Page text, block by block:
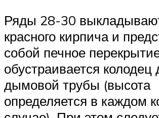
Ряды 28-30
красного кирпича и
собой печное
обустраивается колодец
дымовой трубы (высота
определяется в каждом